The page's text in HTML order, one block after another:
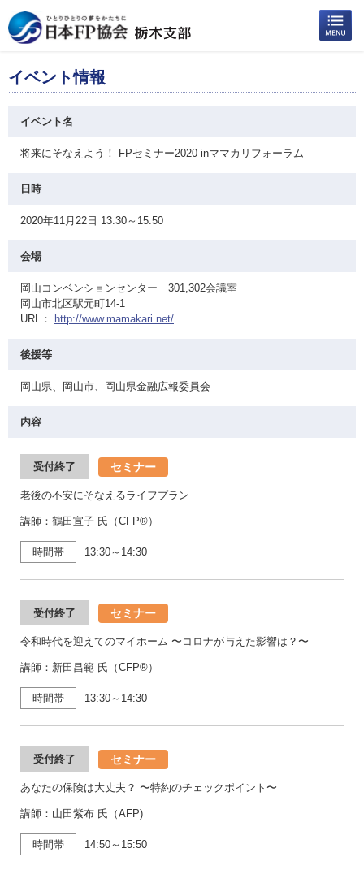
イベント情報
イベント名
将来にそなえよう！ FPセミナー2020 inママカリフォーラム
日時
2020年11月22日 13:30～15:50
会場
岡山コンベンションセンター 301,302会議室
岡山市北区駅元町14-1
URL：
http://www.mamakari.net/
後援等
岡山県、岡山市、岡山県金融広報委員会
内容
受付終了 セミナー
老後の不安にそなえるライフプラン
講師：鶴田宣子 氏（CFP®）
時間帯 13:30～14:30
受付終了 セミナー
令和時代を迎えてのマイホーム 〜コロナが与えた影響は？〜
講師：新田昌範 氏（CFP®）
時間帯 13:30～14:30
受付終了 セミナー
あなたの保険は大丈夫？ 〜特約のチェックポイント〜
講師：山田紫布 氏（AFP)
時間帯 14:50～15:50